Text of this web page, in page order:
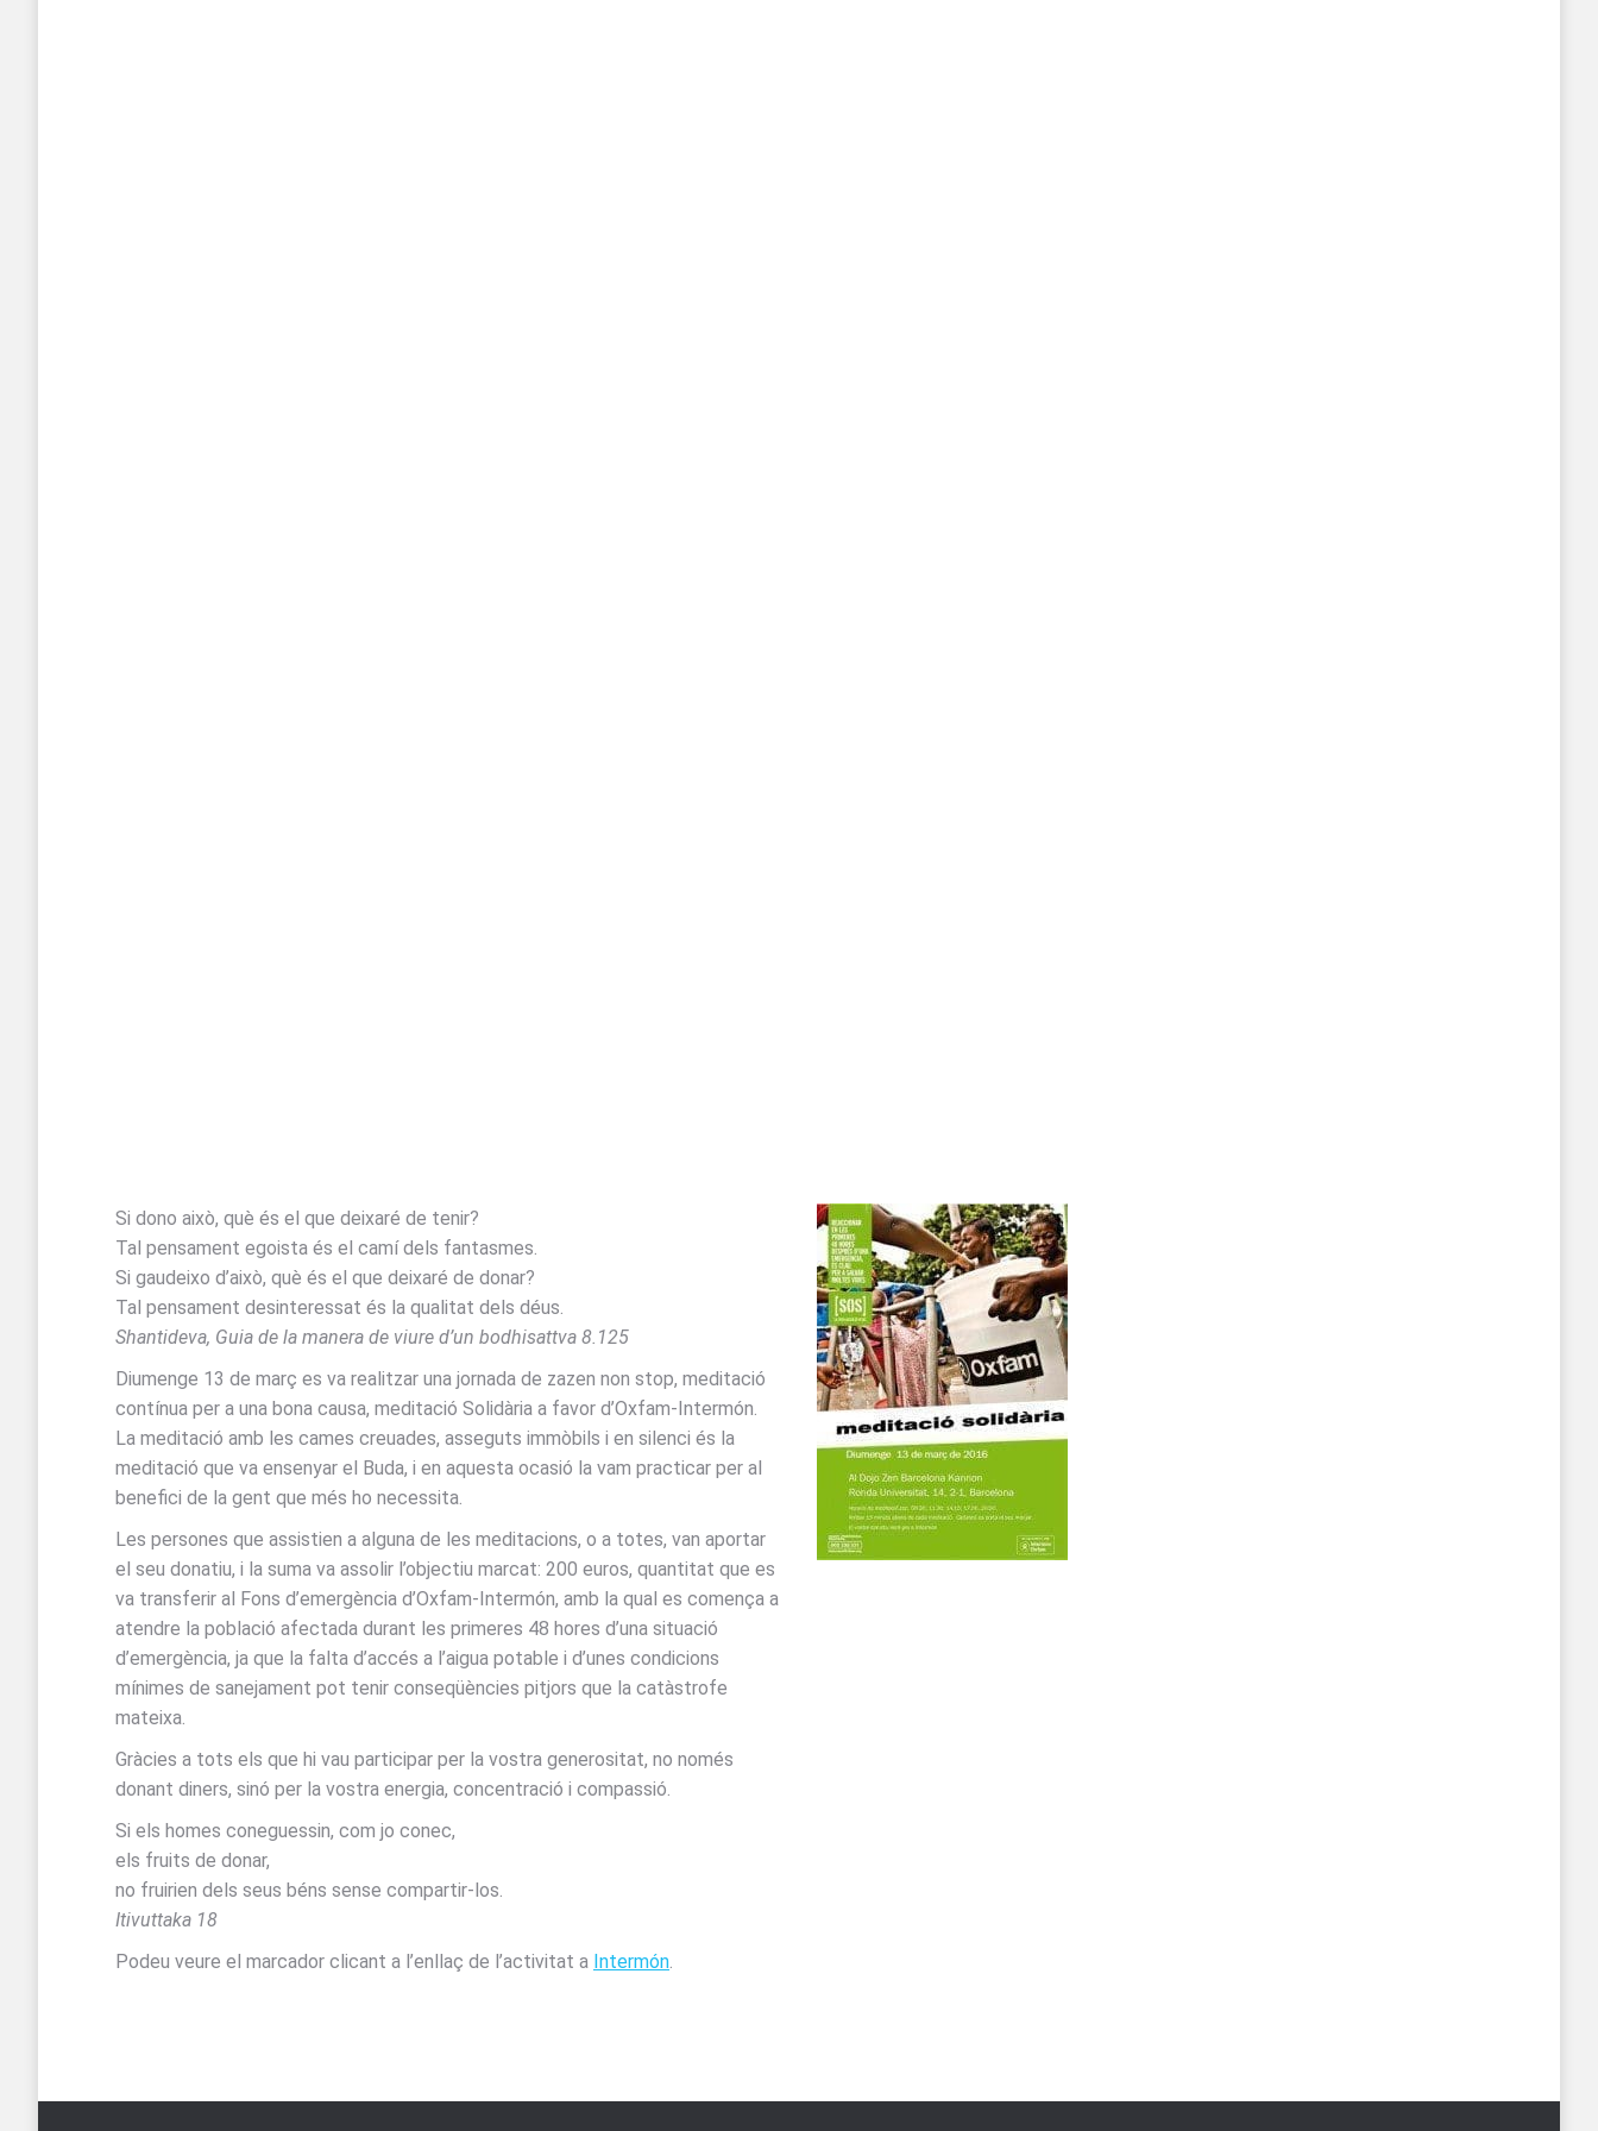
Si dono això, què és el que deixaré de tenir?
Tal pensament egoista és el camí dels fantasmes.
Si gaudeixo d’això, què és el que deixaré de donar?
Tal pensament desinteressat és la qualitat dels déus.
Shantideva, Guia de la manera de viure d’un bodhisattva 8.125
Diumenge 13 de març es va realitzar una jornada de zazen non stop, meditació
contínua per a una bona causa, meditació Solidària a favor d’Oxfam-Intermón.
La meditació amb les cames creuades, asseguts immòbils i en silenci és la
meditació que va ensenyar el Buda, i en aquesta ocasió la vam practicar per al
benefici de la gent que més ho necessita.
Les persones que assistien a alguna de les meditacions, o a totes, van aportar
el seu donatiu, i la suma va assolir l’objectiu marcat: 200 euros, quantitat que es
va transferir al Fons d’emergència d’Oxfam-Intermón, amb la qual es comença a
atendre la població afectada durant les primeres 48 hores d’una situació
d’emergència, ja que la falta d’accés a l’aigua potable i d’unes condicions
mínimes de sanejament pot tenir conseqüències pitjors que la catàstrofe
mateixa.
Gràcies a tots els que hi vau participar per la vostra generositat, no només
donant diners, sinó per la vostra energia, concentració i compassió.
Si els homes coneguessin, com jo conec,
els fruits de donar,
no fruirien dels seus béns sense compartir-los.
Itivuttaka 18
Podeu veure el marcador clicant a l’enllaç de l’activitat a Intermón.